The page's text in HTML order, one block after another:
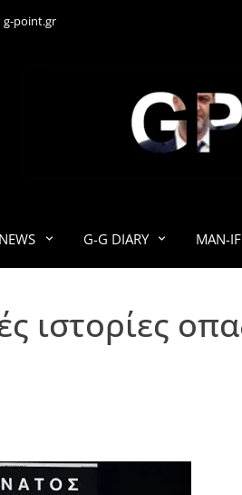
g-point.gr
G-G DIARY MAN-
ιστορίες